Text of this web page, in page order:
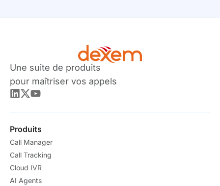
Une suite de produits
pour maîtriser vos appels
Produits
Call Manager
Call Tracking
Cloud IVR
AI Agents